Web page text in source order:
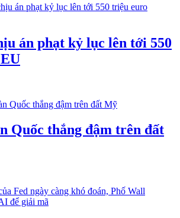
án phạt kỷ lục lên tới 550
Quốc thắng đậm trên đất